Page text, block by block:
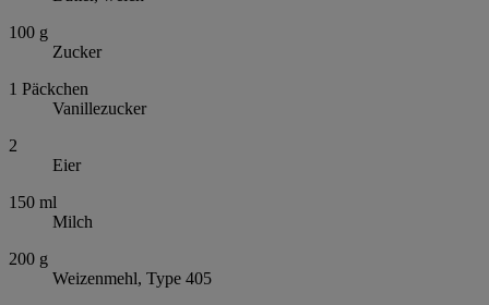
100 g
Zucker
1 Päckchen
Vanillezucker
2
Eier
150 ml
Milch
200 g
Weizenmehl, Type 405